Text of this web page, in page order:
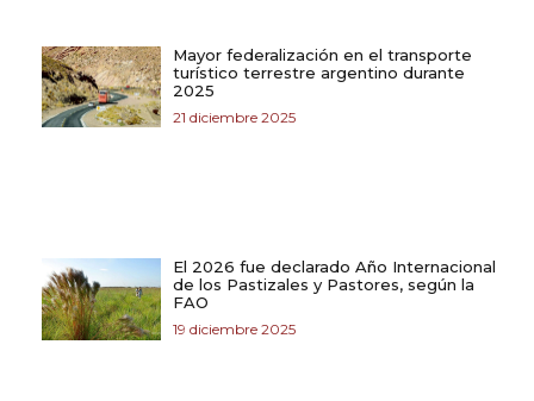
Mayor federalización en el transporte
turístico terrestre argentino durante
2025
21 diciembre 2025
El 2026 fue declarado Año Internacional
de los Pastizales y Pastores, según la
FAO
19 diciembre 2025